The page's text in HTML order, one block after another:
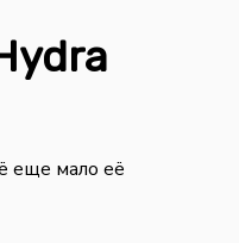
еще мало её